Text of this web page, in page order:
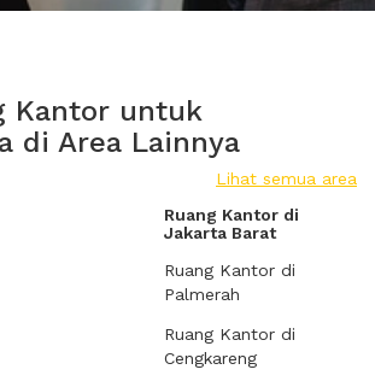
Kantor untuk
di Area Lainnya
Lihat semua area
Ruang Kantor di
Jakarta Barat
Ruang Kantor di
Palmerah
Ruang Kantor di
Cengkareng